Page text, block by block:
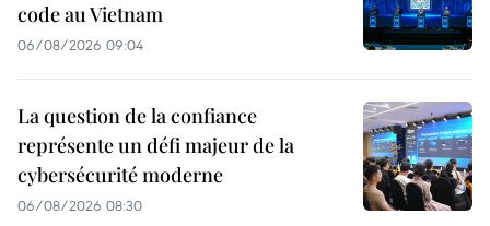
code au Vietnam
06/08/2026 09:04
La question de la confiance
représente un défi majeur de la
cybersécurité moderne
06/08/2026 08:30